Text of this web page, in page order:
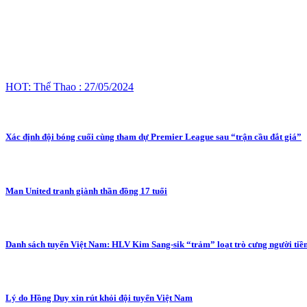
HOT: Thể Thao : 27/05/2024
Xác định đội bóng cuối cùng tham dự Premier League sau “trận cầu đắt giá”
Man United tranh giành thần đồng 17 tuổi
Danh sách tuyển Việt Nam: HLV Kim Sang-sik “trảm” loạt trò cưng người
Lý do Hồng Duy xin rút khỏi đội tuyển Việt Nam